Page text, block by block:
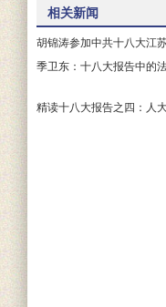
相关新闻
胡锦涛参加中共十八大江
季卫东：十八大报告中的
精读十八大报告之四：人